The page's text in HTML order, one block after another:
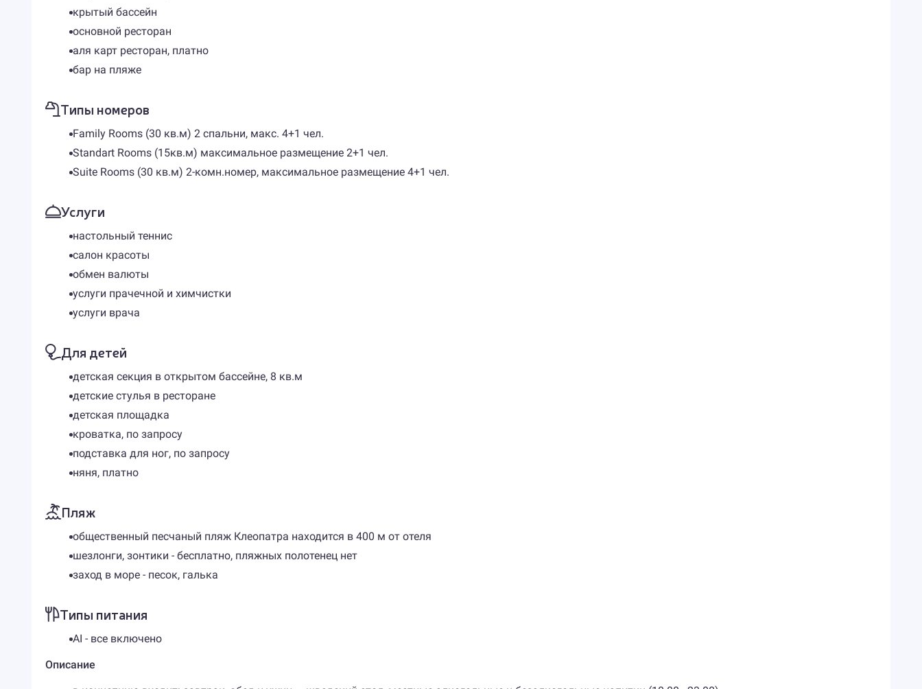
крытый бассейн
основной ресторан
аля карт ресторан, платно
бар на пляже
Типы номеров
Family Rooms (30 кв.м) 2 спальни, макс. 4+1 чел.
Standart Rooms (15кв.м) максимальное размещение 2+1 чел.
Suite Rooms (30 кв.м) 2-комн.номер, максимальное размещение 4+1 чел.
Услуги
настольный теннис
салон красоты
обмен валюты
услуги прачечной и химчистки
услуги врача
Для детей
детская секция в открытом бассейне, 8 кв.м
детские стулья в ресторане
детская площадка
кроватка, по запросу
подставка для ног, по запросу
няня, платно
Пляж
общественный песчаный пляж Клеопатра находится в 400 м от отеля
шезлонги, зонтики - бесплатно, пляжных полотенец нет
заход в море - песок, галька
Типы питания
AI - все включено
Описание